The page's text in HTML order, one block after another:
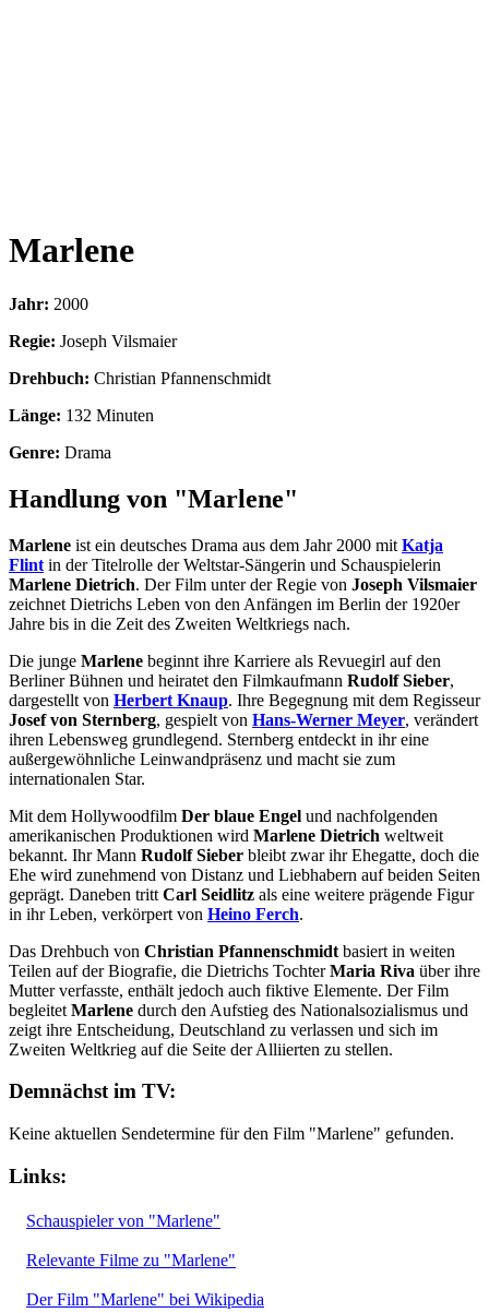
Marlene
Jahr: 2000
Regie: Joseph Vilsmaier
Drehbuch: Christian Pfannenschmidt
Länge: 132 Minuten
Genre: Drama
Handlung von "Marlene"
Marlene ist ein deutsches Drama aus dem Jahr 2000 mit Katja
Flint in der Titelrolle der Weltstar-Sängerin und Schauspielerin
Marlene Dietrich. Der Film unter der Regie von Joseph Vilsmaier
zeichnet Dietrichs Leben von den Anfängen im Berlin der 1920er
Jahre bis in die Zeit des Zweiten Weltkriegs nach.
Die junge Marlene beginnt ihre Karriere als Revuegirl auf den
Berliner Bühnen und heiratet den Filmkaufmann Rudolf Sieber,
dargestellt von Herbert Knaup. Ihre Begegnung mit dem Regisseur
Josef von Sternberg, gespielt von Hans-Werner Meyer, verändert
ihren Lebensweg grundlegend. Sternberg entdeckt in ihr eine
außergewöhnliche Leinwandpräsenz und macht sie zum
internationalen Star.
Mit dem Hollywoodfilm Der blaue Engel und nachfolgenden
amerikanischen Produktionen wird Marlene Dietrich weltweit
bekannt. Ihr Mann Rudolf Sieber bleibt zwar ihr Ehegatte, doch die
Ehe wird zunehmend von Distanz und Liebhabern auf beiden Seiten
geprägt. Daneben tritt Carl Seidlitz als eine weitere prägende Figur
in ihr Leben, verkörpert von Heino Ferch.
Das Drehbuch von Christian Pfannenschmidt basiert in weiten
Teilen auf der Biografie, die Dietrichs TochterMaria Riva über ihre
Mutter verfasste, enthält jedoch auch fiktive Elemente. Der Film
begleitet Marlene durch den Aufstieg des Nationalsozialismus und
zeigt ihre Entscheidung, Deutschland zu verlassen und sich im
Zweiten Weltkrieg auf die Seite der Alliierten zu stellen.
Demnächst im TV:
Keine aktuellen Sendetermine für den Film "Marlene" gefunden.
Links:
Schauspieler von "Marlene"
Relevante Filme zu "Marlene"
Der Film "Marlene" bei Wikipedia